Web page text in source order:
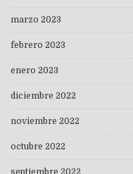
marzo 2023
febrero 2023
enero 2023
diciembre 2022
noviembre 2022
octubre 2022
septiembre 2022